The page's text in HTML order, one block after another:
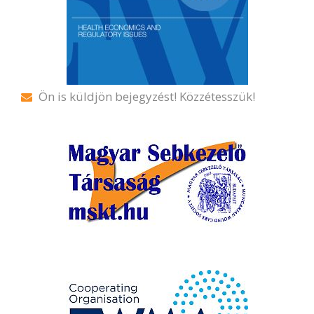
Ön is küldjön bejegyzést! Közzétesszük!